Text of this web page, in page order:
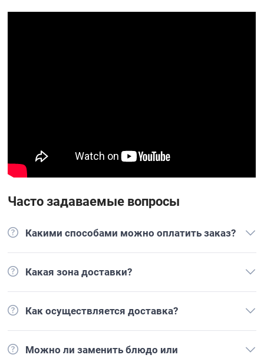
Часто задаваемые вопросы
Какими способами можно оплатить заказ?
Какая зона доставки?
Как осуществляется доставка?
Можно ли заменить блюдо или